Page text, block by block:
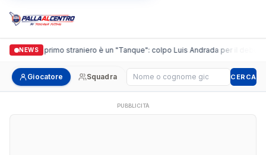
NEWS
il primo straniero è un "Tanque": colpo Luis Andrada per il debutto in
Giocatore Squadra Cerca giocatore CERCA
PUBBLICITÀ